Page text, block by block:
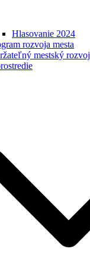
Hlasovanie 2024
rozvoja mesta
mestský rozvoj